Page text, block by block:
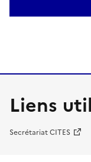
Liens
Secrétariat CITES